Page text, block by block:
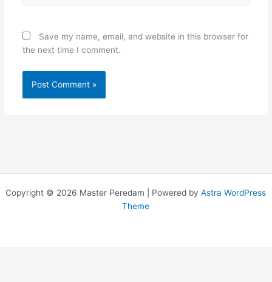
Save my name, email, and website in this browser for
the next time I comment.
Copyright © 2026 Master Peredam | Powered byAstra WordPress
Theme